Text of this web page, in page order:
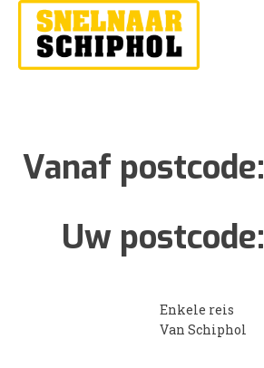
Vanaf postcode:
Uw postcode:
Enkele reis
Van Schiphol